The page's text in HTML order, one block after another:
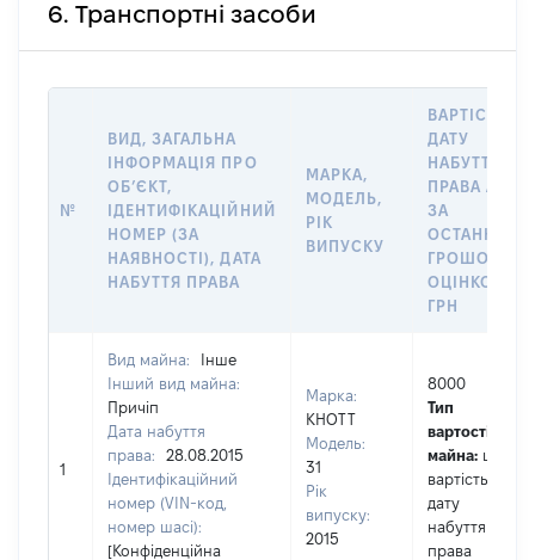
6. Транспортні засоби
№
ВИД, ЗАГАЛЬНА
ІНФОРМАЦІЯ ПРО
ОБʼЄКТ,
ІДЕНТИФІКАЦІЙНИЙ
НОМЕР (ЗА
НАЯВНОСТІ), ДАТА
НАБУТТЯ ПРАВА
МАРКА,
МОДЕЛЬ,
РІК
ВИПУСКУ
ВАРТІСТЬ НА
ДАТУ
НАБУТТЯ
ПРАВА АБО
ЗА
ГРОШОВОЮ
ОЦІНКОЮ,
ГРН
1
Вид майна:
Інше
Інший вид майна:
Причіп
Дата набуття
права:
28.08.2015
Ідентифікаційний
номер (VIN-код,
номер шасі):
[Конфіденційна
Марка:
КНОТТ
Модель:
31
Рік
випуску:
2015
8000
Тип
вартості
майна: це
вартість на
дату
набуття
права